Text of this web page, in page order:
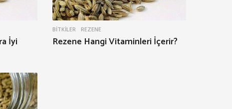
İyi
BITKILER REZENE
Rezene Hangi Vitaminleri İçerir?